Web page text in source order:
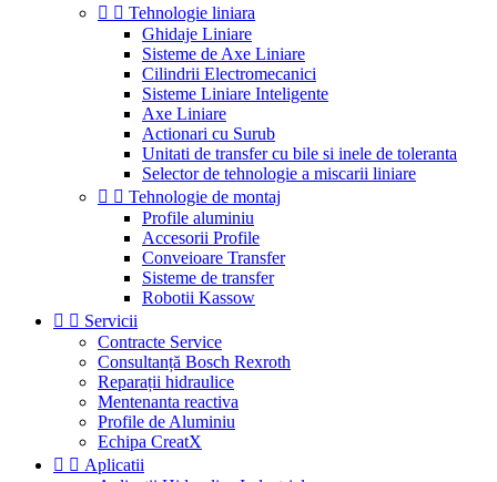
  Tehnologie liniara
Ghidaje Liniare
Sisteme de Axe Liniare
Cilindrii Electromecanici
Sisteme Liniare Inteligente
Axe Liniare
Actionari cu Surub
Unitati de transfer cu bile si inele de toleranta
Selector de tehnologie a miscarii liniare
  Tehnologie de montaj
Profile aluminiu
Accesorii Profile
Conveioare Transfer
Sisteme de transfer
Robotii Kassow
  Servicii
Contracte Service
Consultanță Bosch Rexroth
Reparații hidraulice
Mentenanta reactiva
Profile de Aluminiu
Echipa CreatX
  Aplicatii